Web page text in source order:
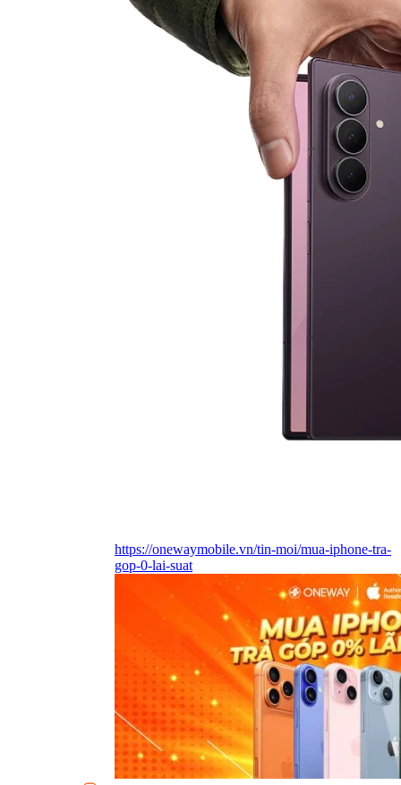
https://onewaymobile.vn/tin-moi/mua-iphone-tra-
gop-0-lai-suat